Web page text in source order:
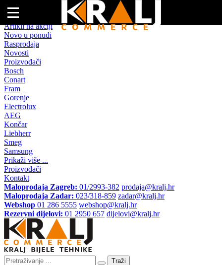
Naslovna
Artikli na akciji
Novo u ponudi
Rasprodaja
Novosti
Proizvođači
Bosch
Conart
Fram
Gorenje
Electrolux
AEG
Končar
Liebherr
Smeg
Samsung
Prikaži više ...
Proizvođači
Kontakt
Maloprodaja Zagreb: 01/2993-382 prodaja@kralj.hr
Maloprodaja Zadar: 023/318-859 zadar@kralj.hr
Webshop 01 286 5555 webshop@kralj.hr
Rezervni dijelovi: 01 2950 657 dijelovi@kralj.hr
Traži